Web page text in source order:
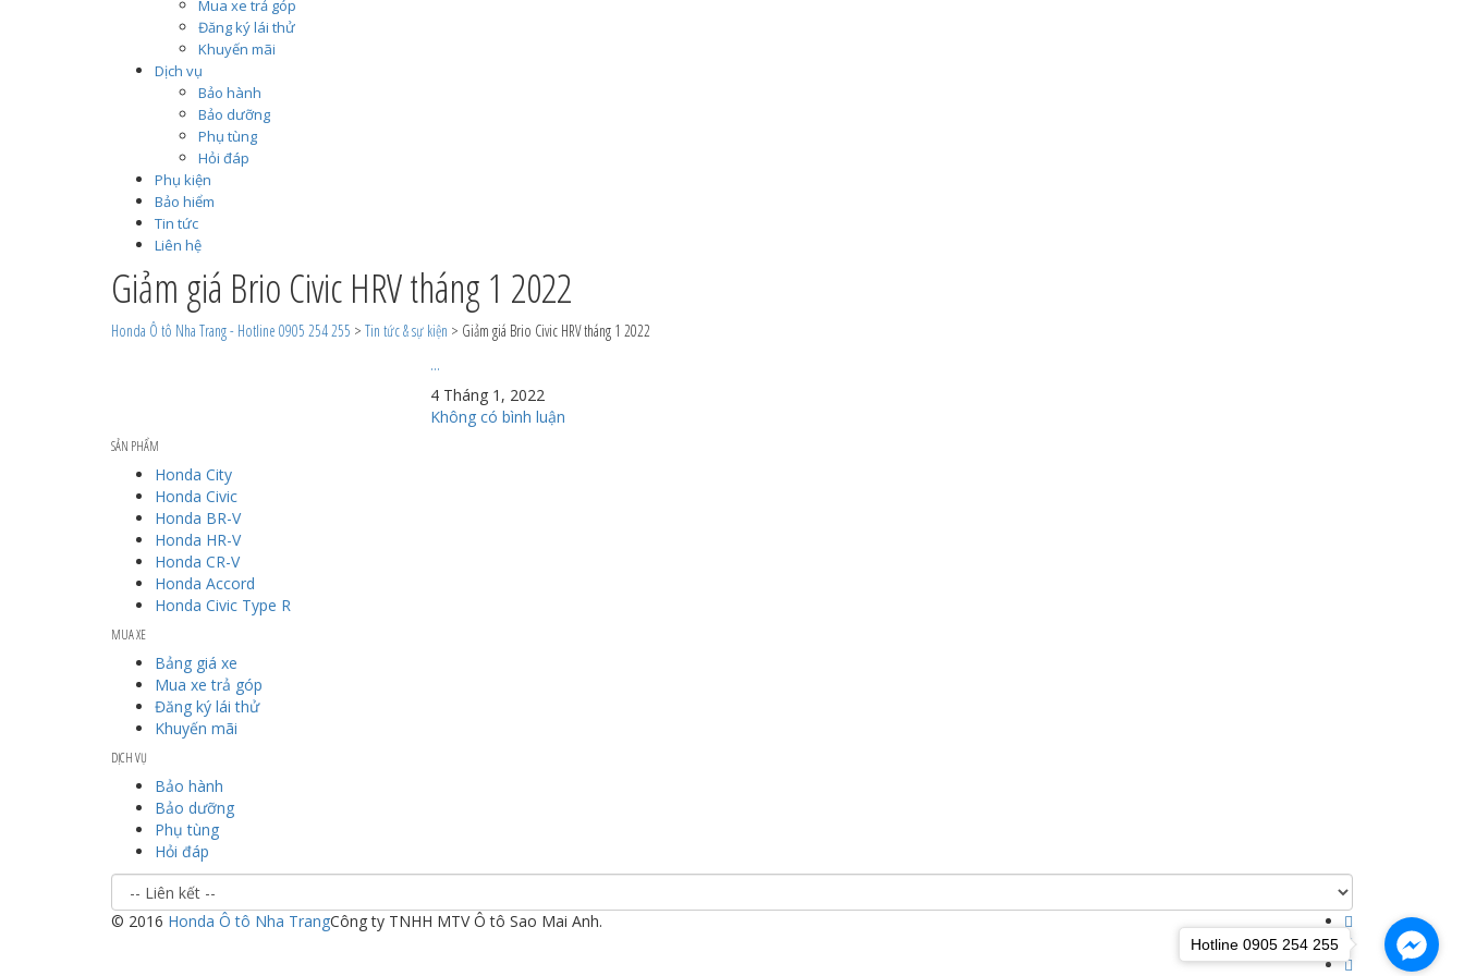
Mua xe trả góp
Đăng ký lái thử
Khuyến mãi
Dịch vụ
Bảo hành
Bảo dưỡng
Phụ tùng
Hỏi đáp
Phụ kiện
Bảo hiểm
Tin tức
Liên hệ
Giảm giá Brio Civic HRV tháng 1 2022
Honda Ô tô Nha Trang - Hotline 0905 254 255 > Tin tức & sự kiện > Giảm giá Brio Civic HRV tháng 1 2022
...
4 Tháng 1, 2022
Không có bình luận
SẢN PHẨM
Honda City
Honda Civic
Honda BR-V
Honda HR-V
Honda CR-V
Honda Accord
Honda Civic Type R
MUA XE
Bảng giá xe
Mua xe trả góp
Đăng ký lái thử
Khuyến mãi
DỊCH VỤ
Bảo hành
Bảo dưỡng
Phụ tùng
Hỏi đáp
© 2016 Honda Ô tô Nha TrangCông ty TNHH MTV Ô tô Sao Mai Anh.
Hotline 0905 254 255